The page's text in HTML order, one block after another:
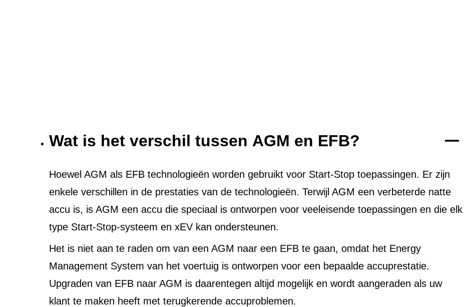
Wat is het verschil tussen AGM en EFB?
Hoewel AGM als EFB technologieën worden gebruikt voor Start-Stop toepassingen. Er zijn
enkele verschillen in de prestaties van de technologieën. Terwijl AGM een verbeterde natte
accu is, is AGM een accu die speciaal is ontworpen voor veeleisende toepassingen en die elk
type Start-Stop-systeem en xEV kan ondersteunen.
Het is niet aan te raden om van een AGM naar een EFB te gaan, omdat het Energy
Management System van het voertuig is ontworpen voor een bepaalde accuprestatie.
Upgraden van EFB naar AGM is daarentegen altijd mogelijk en wordt aangeraden als uw
klant te maken heeft met terugkerende accuproblemen.